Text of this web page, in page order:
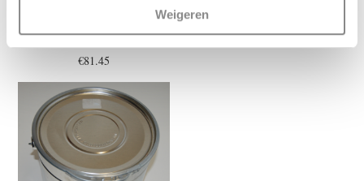
Weigeren
MIDDENBRUIN 5
LITER
€81.45
GRENEN 375 ML
€11.95